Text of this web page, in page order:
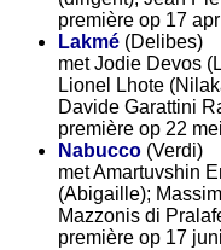
première op 17
Lakmé (Delibes)
met Jodie Devos
Lionel Lhote
Davide Garattini
première op 22 mei
Nabucco (Verdi)
met Amartuvshin
(Abigaille);
Mazzonis di
première op 17 juni